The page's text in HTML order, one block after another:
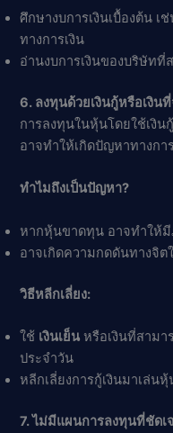
ศึกษางบการเงินเบื้องต้น เ
ทางการเงิน
อ่านงบการเงินของบริษัทที่
6. ลงทุนด้วยเงินกู้หรือเงิน
การลงทุนในหุ้นโดยใช้เงิน
อาจทำให้เกิดปัญหาทางกา
ทำไมถึงเป็นปัญหา?
หากหุ้นขาดทุน อาจทำให้
อาจเกิดความกดดันทางจิ
วิธีหลีกเลี่ยง:
ใช้ เงินเย็น หรือเงินที่สาม
ประจำวัน
หลีกเลี่ยงการกู้เงินมาเล่นหุ้
7. ไม่มีแผนการลงทุนที่ชัดเ